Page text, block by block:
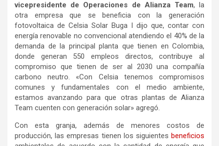
vicepresidente de Operaciones de Alianza Team, la
otra empresa que se beneficia con la generación
fotovoltaica de Celsia Solar Buga I dijo que, contar con
energía renovable no convencional atendiendo el 40% de la
demanda de la principal planta que tienen en Colombia,
donde generan 550 empleos directos, contribuye al
compromiso que tienen de ser al 2030 una compañía
carbono neutro. «Con Celsia tenemos compromisos
comunes y fundamentales con el medio ambiente,
estamos avanzando para que otras plantas de Alianza
Team cuenten con generación solar» agregó.
Con esta granja, además de menores costos de
producción, las empresas tienen los siguientes beneficios